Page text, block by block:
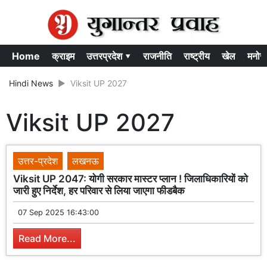
Home क्राइम उत्तरप्रदेश ▾ राजनीति राष्ट्रीय खेल
Hindi News Viksit UP 2027
Viksit UP 2027
उत्तर-प्रदेश
लखनऊ
Viksit UP 2047: योगी सरकार मास्टर प्लान ! जिलाधिकारियों को
जारी हुए निर्देश, हर परिवार से लिया जाएगा फीडबैक
07 Sep 2025 16:43:00
Read More...